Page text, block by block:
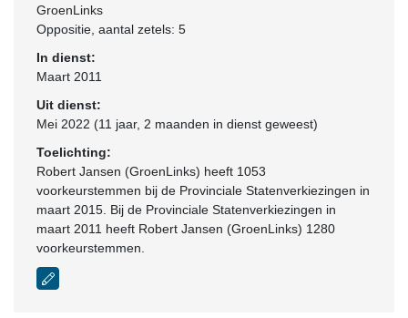
GroenLinks
Oppositie , aantal zetels: 5
In dienst:
Maart 2011
Uit dienst:
Mei 2022 (11 jaar, 2 maanden in dienst geweest)
Toelichting:
Robert Jansen (GroenLinks) heeft 1053
voorkeurstemmen bij de Provinciale Statenverkiezingen in
maart 2015. Bij de Provinciale Statenverkiezingen in
maart 2011 heeft Robert Jansen (GroenLinks) 1280
voorkeurstemmen.